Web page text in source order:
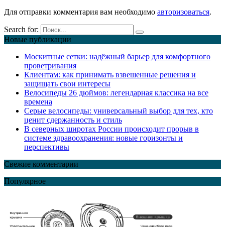
Для отправки комментария вам необходимо авторизоваться.
Search for:
Новые публикации
Москитные сетки: надёжный барьер для комфортного
проветривания
Клиентам: как принимать взвешенные решения и
защищать свои интересы
Велосипеды 26 дюймов: легендарная классика на все
времена
Серые велосипеды: универсальный выбор для тех, кто
ценит сдержанность и стиль
В северных широтах России происходит прорыв в
системе здравоохранения: новые горизонты и
перспективы
Свежие комментарии
Популярное